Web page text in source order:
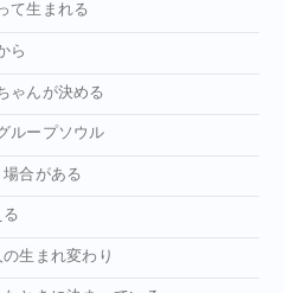
て生まれる
ら
ゃんが決める
ループソウル
場合がある
る
生まれ変わり